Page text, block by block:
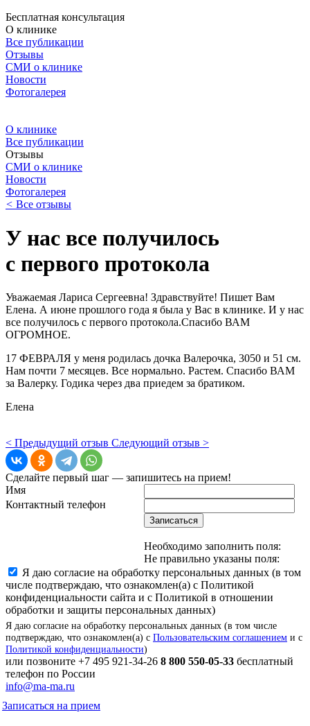
Бесплатная консультация
О клинике
Все публикации
Отзывы
СМИ о клинике
Новости
Фотогалерея
О клинике
Все публикации
Отзывы
СМИ о клинике
Новости
Фотогалерея
< Все отзывы
У нас все получилось
с первого протокола
Уважаемая Лариса Сергеевна! Здравствуйте! Пишет Вам
Елена. А июне прошлого года я была у Вас в клинике. И у нас
все получилось с первого протокола.Спасибо ВАМ
ОГРОМНОЕ.
17 ФЕВРАЛЯ у меня родилась дочка Валерочка, 3050 и 51 см.
Нам почти 7 месяцев. Все нормально. Растем. Спасибо ВАМ
за Валерку. Годика через два приедем за братиком.
Елена
< Предыдущий отзыв Следующий отзыв >
Сделайте первый шаг — запишитесь на прием!
Имя
Контактный телефон
Записаться
Необходимо заполнить поля:
Не правильно указаны поля:
Я даю согласие на обработку персональных данных (в том
числе подтверждаю, что ознакомлен(а) с Политикой
конфиденциальности сайта и с Политикой в отношении
обработки и защиты персональных данных)
Я даю согласие на обработку персональных данных (в том числе
подтверждаю, что ознакомлен(а) с Пользовательским соглашением и с
Политикой конфиденциальности)
или позвоните +7 495 921-34-26 8 800 550-05-33 бесплатный
телефон по России
info@ma-ma.ru
Записаться на прием